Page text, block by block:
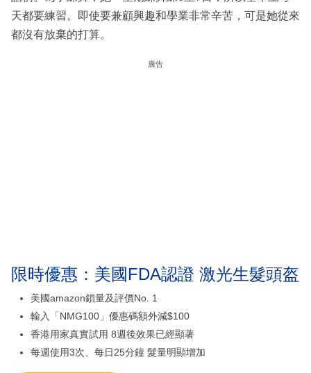
天都要練習。即使要兼顧興趣和學業非常辛苦，可是她從來
都沒有放棄的打算。
廣告
限時優惠：美國FDA認證 激光生髮頭盔
美國amazon鎖量及評價No. 1
輸入「NMG100」優惠碼額外減$100
香港用家真實試用 8週後效果已經顯著
每週使用3次、每日25分鐘 髮量明顯增加